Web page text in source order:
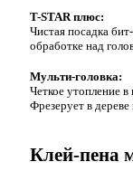
T-STAR плюс:
Чистая посадка
обработке над
Мульти-головка:
Четкое утопление в
Фрезерует в
Клей-пена